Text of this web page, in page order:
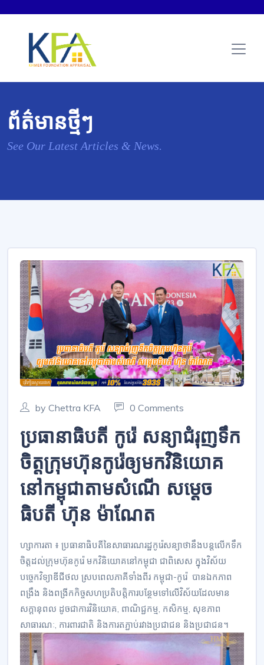
ព័ត៌មានថ្មីៗ
See Our Latest Articles & News.
by Chettra KFA 0 Comments
ប្រធានាធិបតី កូរ៉េ សន្យាជំរុញទឹក
ចិត្តក្រុមហ៊ុនកូរ៉េឲ្យមកវិនិយោគ
នៅកម្ពុជាតាមសំណើ សម្ដេច
ធិបតី ហ៊ុន ម៉ាណែត
ហ្សាការតា ៖ ប្រធានាធិបតីនៃសាធារណរដ្ឋកូរ៉េសន្យាថានឹងបន្តលើកទឹក
ចិត្តដល់ក្រុមហ៊ុនកូរ៉េ មកវិនិយោគនៅកម្ពុជា ជាពិសេស ក្នុងវិស័យ
បច្ចេកវិទ្យាឌីជីថល ស្របពេលភាគីទាំងពីរ កម្ពុជា-កូរ៉េ បានឯកភាព
ពង្រឹង និងពង្រីកកិច្ចសហប្រតិបត្តិការបន្ថែមទៅលើវិស័យដែលមាន
សក្តានុពល ដូចជាការវិនិយោគ, ពាណិជ្ជកម្ម, កសិកម្ម, សុខភាព
សាធារណៈ, ការពារជាតិ និងការតភ្ជាប់រវាងប្រជាជន និងប្រជាជន។